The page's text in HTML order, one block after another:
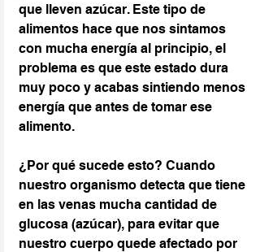
que lleven azúcar. Este tipo de
alimentos hace que nos sintamos
con mucha energía al principio, el
problema es que este estado dura
muy poco y acabas sintiendo menos
energía que antes de tomar ese
alimento.
¿Por qué sucede esto? Cuando
nuestro organismo detecta que tiene
en las venas mucha cantidad de
glucosa (azúcar), para evitar que
nuestro cuerpo quede afectado por